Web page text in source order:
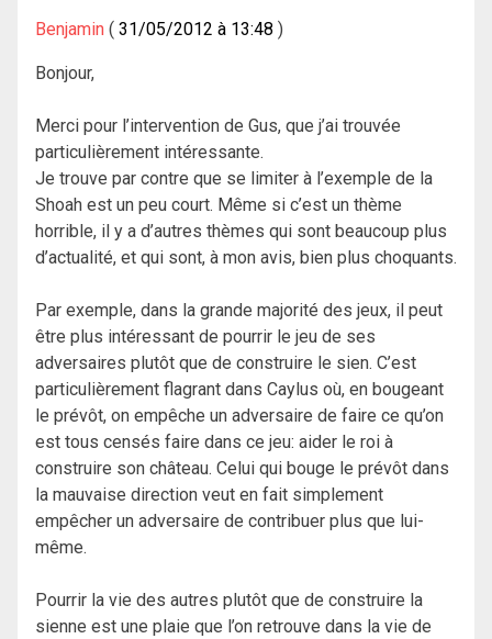
Benjamin 31/05/2012 à 13:48
Bonjour,
Merci pour l’intervention de Gus, que j’ai trouvée
particulièrement intéressante.
Je trouve par contre que se limiter à l’exemple de la
Shoah est un peu court. Même si c’est un thème
horrible, il y a d’autres thèmes qui sont beaucoup plus
d’actualité, et qui sont, à mon avis, bien plus choquants.
Par exemple, dans la grande majorité des jeux, il peut
être plus intéressant de pourrir le jeu de ses
adversaires plutôt que de construire le sien. C’est
particulièrement flagrant dans Caylus où, en bougeant
le prévôt, on empêche un adversaire de faire ce qu’on
est tous censés faire dans ce jeu: aider le roi à
construire son château. Celui qui bouge le prévôt dans
la mauvaise direction veut en fait simplement
empêcher un adversaire de contribuer plus que lui-
même.
Pourrir la vie des autres plutôt que de construire la
sienne est une plaie que l’on retrouve dans la vie de